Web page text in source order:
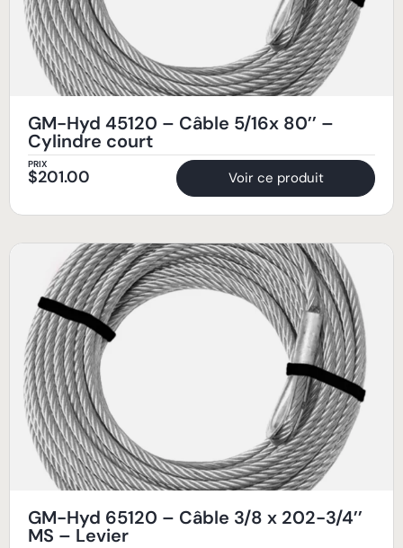
GM-Hyd 45120 – Câble 5/16x 80’’ –
Cylindre court
PRIX
$201.00 Voir ce produit
GM-Hyd 65120 – Câble 3/8 x 202-3/4’’
MS – Levier